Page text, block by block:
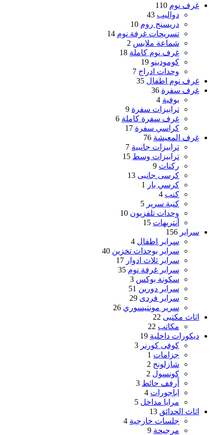
غرف نوم 110
دواليب 43
دريسنج روم 10
تسريحات غرفة نوم 14
شماعة ملابس 2
غرف نوم كاملة 18
كومودينو 19
وحدات ادراج 7
غرف نوم اطفال 35
غرف سفرة 36
بوفية 4
ترابيزات سفرة 9
غرف سفرة كاملة 6
كراسي سفرة 17
غرف المعيشة 76
ترابيزات جانبية 7
ترابيزات وسط 15
ركنات 9
كرسى جانبى 13
كرسي بار
1
كنب 4
كنبة سرير 5
وحدات تلفزيون 10
أنتريهات 15
سراير 156
سراير اطفال 4
سراير بوحدات تخزين 40
سراير ثلاث ادوار 17
سراير غرفة نوم 35
سكونة بوكس 3
سراير دورين 51
سراير فردى 29
سرير مونتيسوري 26
اثاث مكتبى 22
مكاتب 22
ديكورات داخلية 19
كوفى كورنر 3
جزامات 1
شازلونج 2
كونسول 2
أرفف حائط 3
اباجورات 4
مرايا مداخل 5
اثاث الحدائق 13
جلسات خارجية 4
مرجيحة 9